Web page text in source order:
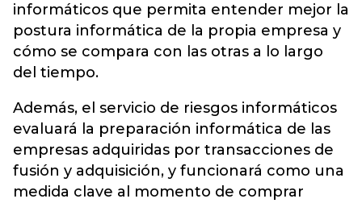
informáticos que permita entender mejor la
postura informática de la propia empresa y
cómo se compara con las otras a lo largo
del tiempo.
Además, el servicio de riesgos informáticos
evaluará la preparación informática de las
empresas adquiridas por transacciones de
fusión y adquisición, y funcionará como una
medida clave al momento de comprar